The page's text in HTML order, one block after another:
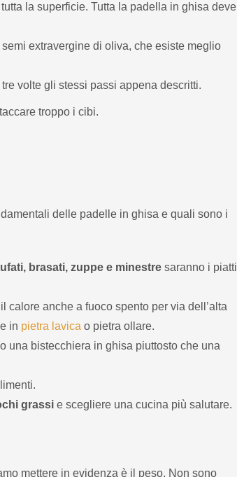
la superficie. Tutta la padella in ghisa deve
extravergine di oliva, che esiste meglio
volte gli stessi passi appena descritti.
troppo i cibi.
delle padelle in ghisa e quali sono i
brasati, zuppe e minestre saranno i piatti
calore anche a fuoco spento per via dell’alta
in pietra lavica o pietra ollare.
una bistecchiera in ghisa piuttosto che una
grassi e scegliere una cucina più salutare.
mettere in evidenza è il peso. Non sono